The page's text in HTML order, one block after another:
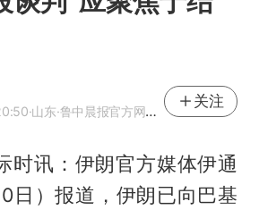
·山东·鲁中晨报官方网易号
关注
时讯：伊朗官方媒体伊通
日）报道，伊朗已向巴基